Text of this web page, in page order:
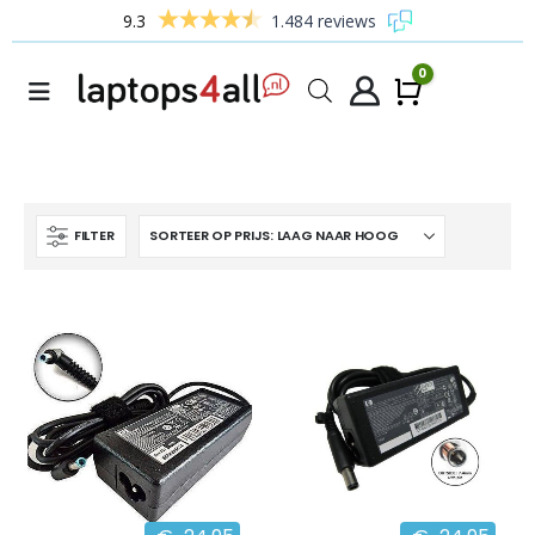
9.3 1.484 reviews
0
FILTER